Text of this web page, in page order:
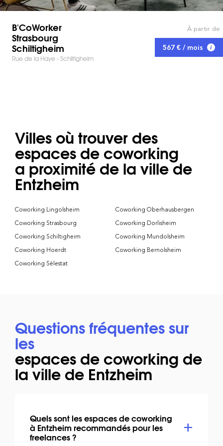
B'CoWorker
Strasbourg
Schiltigheim
Rue de la Haye - Schiltigheim
À partir de
567 € / mois
Villes où trouver des
espaces de coworking
a proximité de la ville de
Entzheim
Coworking Lingolsheim
Coworking Oberhausbergen
Coworking Strasbourg
Coworking Dorlisheim
Coworking Schiltigheim
Coworking Mundolsheim
Coworking Hoerdt
Coworking Bernolsheim
Coworking Sélestat
Questions fréquentes sur
les
espaces de coworking de
la ville de Entzheim
Quels sont les espaces de coworking
à Entzheim recommandés pour les
freelances ?